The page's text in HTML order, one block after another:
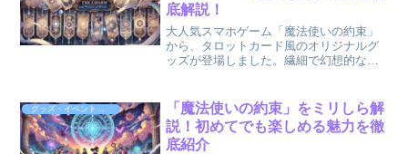
底解説！
大人気スマホゲーム「魔法使いの約束」
から、タロットカード風のオリジナルグ
ッズが登場しました。繊細で幻想的なデ
らも注目されています。本記事では、こ
の魅力的なグッズの特徴や...
グッズ・イベント情報
「魔法使いの約束」をミリしら解
説！初めてでも楽しめる魅力を徹
底紹介